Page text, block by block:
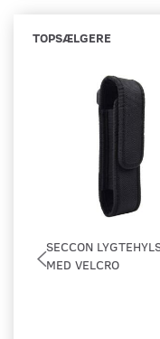
TOPSÆLGERE
SECCON
MED VELCRO